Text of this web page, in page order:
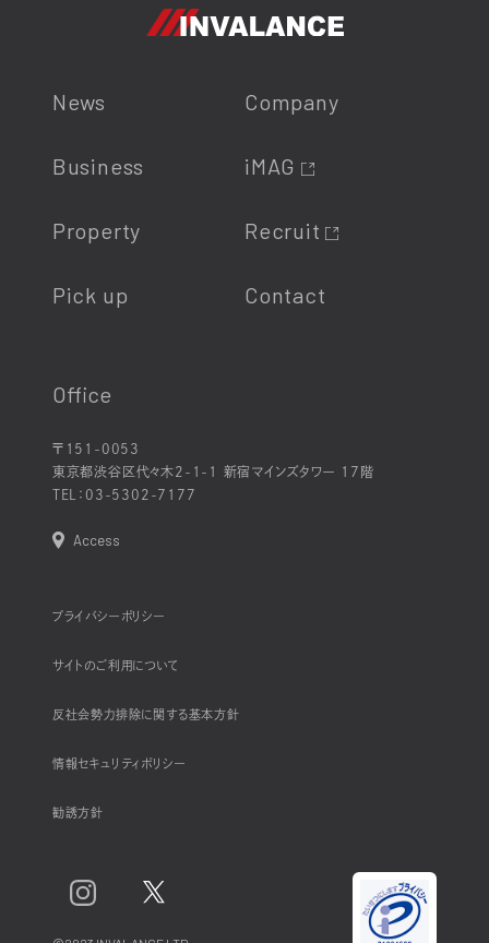
News
Business
Property
Pick up
Company
iMAG
Recruit
Contact
Office
〒151-0053
東京都渋谷区代々木2-1-1 新宿マインズタワー 17階
TEL： 03-5302-7177
Access
プライバシーポリシー
サイトのご利用について
反社会勢力排除に関する基本方針
情報セキュリティポリシー
勧誘方針